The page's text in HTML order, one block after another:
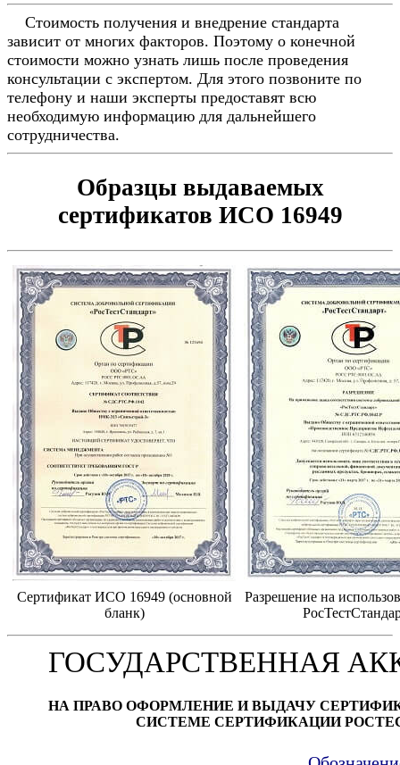
Стоимость получения и внедрение стандарта
зависит от многих факторов. Поэтому о конечной
стоимости можно узнать лишь после проведения
консультации с экспертом. Для этого позвоните по
телефону и наши эксперты предоставят всю
необходимую информацию для дальнейшего
сотрудничества.
Образцы выдаваемых
сертификатов ИСО 16949
Сертификат ИСО 16949 (основной
бланк)
Разрешение на
ГОСУДАРСТВЕННАЯ
НА ПРАВО ОФОРМЛЕНИЕ И ВЫДАЧУ
СИСТЕМЕ СЕРТИФИКАЦИИ